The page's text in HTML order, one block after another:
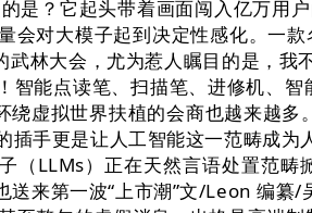
？它起头带着画面闯入亿万用
对大模子起到决定性感化。一
林大会，尤为惹人瞩目的是，
能点读笔、扫描笔、进修机、智
虚拟世界扶植的会商也越来越
手更是让人工智能这一范畴成
LLMs）正在天然言语处置范畴
来第一波“上市潮”文/Leon 编纂